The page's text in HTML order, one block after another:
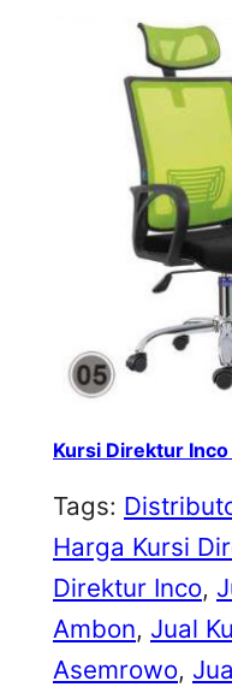
Kursi Direktur Inco
Tags:
Harga Kursi
Direktur Inco,
Ambon, Jual
Asemrowo,